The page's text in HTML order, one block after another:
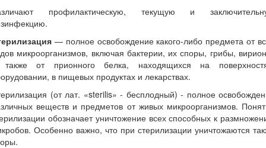
профилактическую, текущую и
— полное освобождение какого-либо предмета от
микроорганизмов, включая бактерии, их споры, грибы,
от прионного белка, находящихся на
в пищевых продуктах и лекарствах.
(от лат. «sterilis» - бесплодный) - полное
веществ и предметов от живых микроорганизмов.
обозначает уничтожение всех способных к
Особенно важно, что при стерилизации уничтожаются